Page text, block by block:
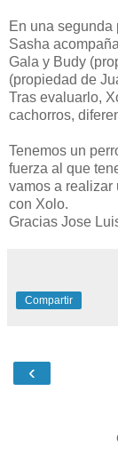
En una segunda
Sasha
Gala y Budy
(propiedad de
Tras evaluarlo,
cachorros,
Tenemos un
fuerza al que
vamos a realizar
con Xolo.
Gracias Jose
Compartir
‹